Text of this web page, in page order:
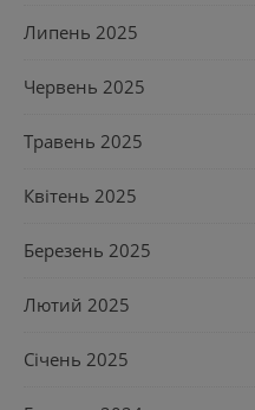
Липень 2025
Червень 2025
Травень 2025
Квітень 2025
Березень 2025
Лютий 2025
Січень 2025